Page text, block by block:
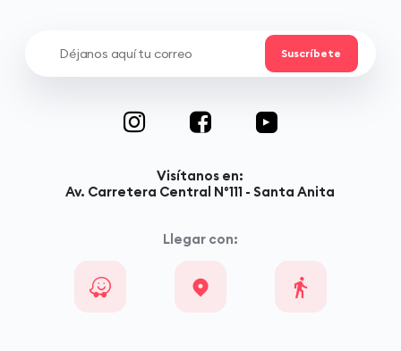
Visítanos en:
Av. Carretera Central N°111 - Santa Anita
Llegar con: